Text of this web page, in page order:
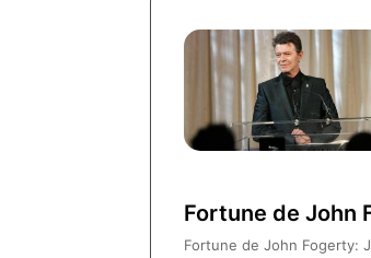
Fortune de John
Fortune de John Fogerty: